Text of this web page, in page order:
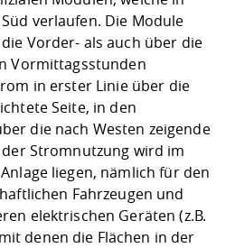
Vorbereitung
Checkliste zum
Studien- und
und Physik
Digitales Lernen
Studieren in
Lebenslagen
Studentenwerk
Angebote der
Arbeit
Lehren,
Weiterbilden im
Formulare und
Internationale
Formulare und
FIS -
Prototyping und
Gründung und
Kooperationen
Kontakt &
Klimaschutz &
Förderverein
Gremien und
Informatik/
Landbau/
Maschinenbau
Unternehmen
verlaufen. Die Module
Vorder- als auch über die
Vormittagsstunden
in erster Linie über die
Seite, in den
die nach Westen zeigende
der Stromnutzung wird im
liegen, nämlich für den
Fahrzeugen und
elektrischen Geräten (z.B.
denen die Flächen in der